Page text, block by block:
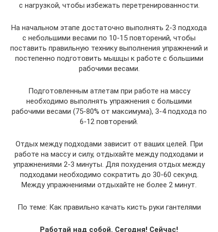
с нагрузкой, чтобы избежать перетренированности.
На начальном этапе достаточно выполнять 2-3 подхода
с небольшими весами по 10-15 повторений, чтобы
поставить правильную технику выполнения упражнений и
постепенно подготовить мышцы к работе с большими
рабочими весами.
Подготовленным атлетам при работе на массу
необходимо выполнять упражнения с большими
рабочими весами (75-80% от максимума), 3-4 подхода по
6-12 повторений.
Отдых между подходами зависит от ваших целей. При
работе на массу и силу, отдыхайте между подходами и
упражнениями 2-3 минуты. Для похудения отдых между
подходами необходимо сократить до 30-60 секунд.
Между упражнениями отдыхайте не более 2 минут.
По теме: Как правильно качать кисть руки гантелями
Работай над собой. Сегодня! Сейчас!